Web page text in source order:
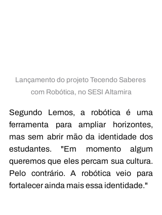
Lançamento do projeto Tecendo Saberes
com Robótica, no SESI Altamira
Segundo Lemos, a robótica é uma
ferramenta para ampliar horizontes,
mas sem abrir mão da identidade dos
estudantes. "Em momento algum
queremos que eles percam sua cultura.
Pelo contrário. A robótica veio para
fortalecer ainda mais essa identidade."